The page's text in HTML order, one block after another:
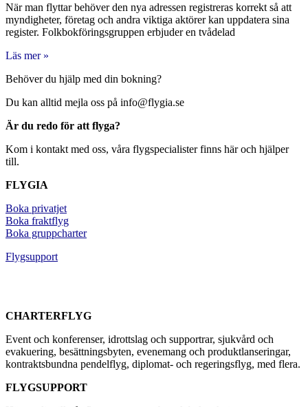
När man flyttar behöver den nya adressen registreras korrekt så att
myndigheter, företag och andra viktiga aktörer kan uppdatera sina
register. Folkbokföringsgruppen erbjuder en tvådelad
Läs mer »
Behöver du hjälp med din bokning?
Du kan alltid mejla oss på info@flygia.se
Är du redo för att flyga?
Kom i kontakt med oss, våra flygspecialister finns här och hjälper
till.
FLYGIA
Boka privatjet
Boka fraktflyg
Boka gruppcharter
Flygsupport
CHARTERFLYG
Event och konferenser, idrottslag och supportrar, sjukvård och
evakuering, besättningsbyten, evenemang och produktlanseringar,
kontraktsbundna pendelflyg, diplomat- och regeringsflyg, med flera.
FLYGSUPPORT